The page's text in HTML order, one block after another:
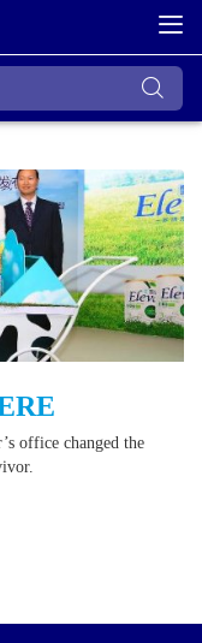
office changed the